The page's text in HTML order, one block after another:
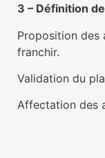
3 – Définition
Proposition des
franchir.
Validation du
Affectation des